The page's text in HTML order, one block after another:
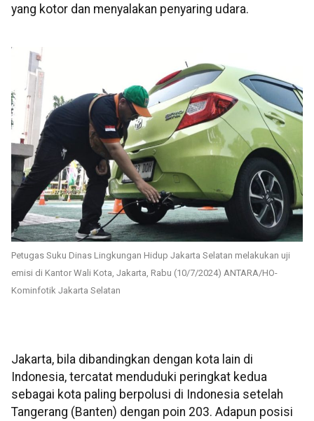
yang kotor dan menyalakan penyaring udara.
Petugas Suku Dinas Lingkungan Hidup Jakarta Selatan melakukan uji
emisi di Kantor Wali Kota, Jakarta, Rabu (10/7/2024) ANTARA/HO-
Kominfotik Jakarta Selatan
Jakarta, bila dibandingkan dengan kota lain di
Indonesia, tercatat menduduki peringkat kedua
sebagai kota paling berpolusi di Indonesia setelah
Tangerang (Banten) dengan poin 203. Adapun posisi